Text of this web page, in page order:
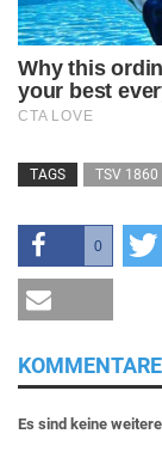
TAGS TSV 1860
0
Es sind keine